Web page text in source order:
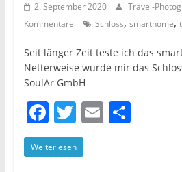
2. September 2020 Travel-
Kommentare
Schloss, smarthome,
Seit länger Zeit teste ich das
Netterweise wurde mir das
SoulAr GmbH
F
a
c
T
w
itt
E T
Weiterlesen